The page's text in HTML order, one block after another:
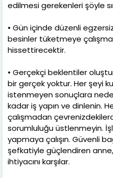
edilmesi gerekenleri şöyle
• Gün içinde düzenli
besinler tüketmeye
hissettirecektir.
• Gerçekçi beklentiler
bir gerçek yoktur. Her şeyi
istenmeyen sonuçlara
kadar iş yapın ve dinlenin.
çalışmadan
sorumluluğu üstlenmeyin.
yapmaya çalışın. Güvenli
şefkatiyle güçlendiren
ihtiyacını karşılar.